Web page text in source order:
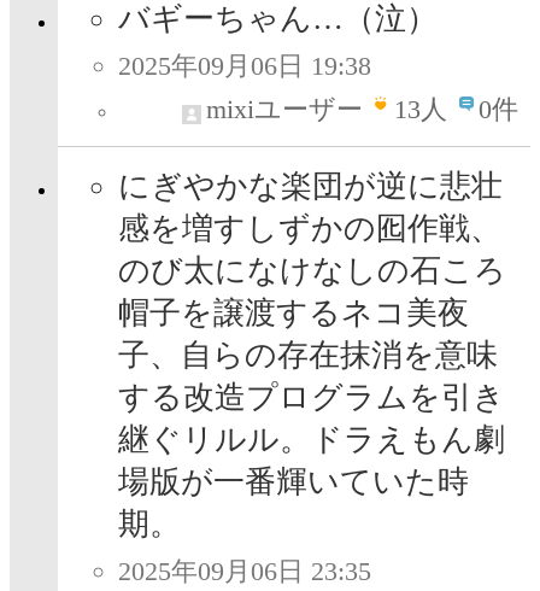
バギーちゃん…（泣）
2025年09月06日 19:38
mixiユーザー
13人 0件
にぎやかな楽団が逆に悲壮
感を増すしずかの囮作戦、
のび太になけなしの石ころ
帽子を譲渡するネコ美夜
子、自らの存在抹消を意味
する改造プログラムを引き
継ぐリルル。ドラえもん劇
場版が一番輝いていた時
期。
2025年09月06日 23:35